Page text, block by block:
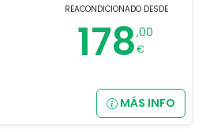
REACONDICIONADO DESDE
178,00
€
MÁS INFO